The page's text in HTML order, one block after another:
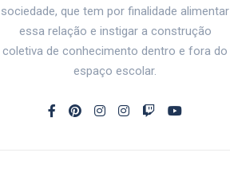
sociedade, que tem por finalidade alimentar
essa relação e instigar a construção
coletiva de conhecimento dentro e fora do
espaço escolar.